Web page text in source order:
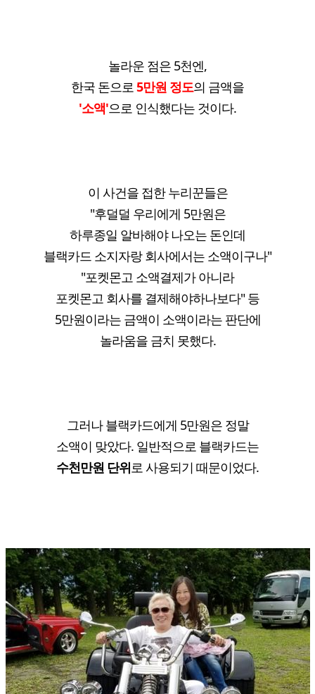
놀라운 점은 5천엔,
한국 돈으로5만원 정도의 금액을
'소액'으로 인식했다는 것이다.
이 사건을 접한 누리꾼들은
"후덜덜 우리에게 5만원은
하루종일 알바해야 나오는 돈인데
블랙카드 소지자랑 회사에서는 소액이구나"
"포켓몬고 소액결제가 아니라
포켓몬고 회사를 결제해야하나보다" 등
5만원이라는 금액이 소액이라는 판단에
놀라움을 금치 못했다.
그러나 블랙카드에게 5만원은 정말
소액이 맞았다. 일반적으로 블랙카드는
수천만원 단위로 사용되기 때문이었다.